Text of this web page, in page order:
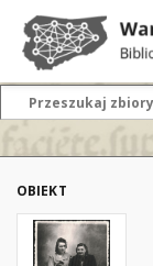
OBIEKT